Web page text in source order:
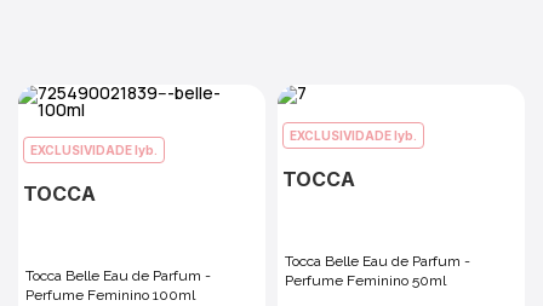
EXCLUSIVIDADE lyb.
TOCCA
Tocca Belle Eau de Parfum -
Perfume Feminino 100ml
EXCLUSIVIDADE lyb.
TOCCA
Tocca Belle Eau de Parfum -
Perfume Feminino 50ml